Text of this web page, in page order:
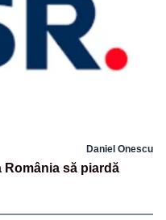
Daniel Onescu
România să piardă